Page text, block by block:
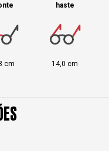
cm
haste
14,0 cm